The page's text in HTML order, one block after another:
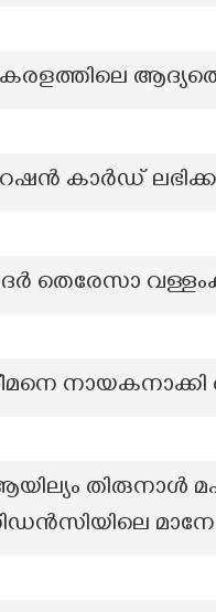
കാർഡ്
തെരേസാ
തിരുനാൾ